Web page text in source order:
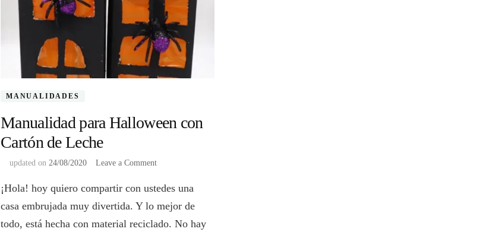
MANUALIDADES
Manualidad para Halloween con
Cartón de Leche
updated on 24/08/2020 Leave a Commenton
para
con
Cartón
¡Hola! hoy quiero compartir con ustedes una
casa embrujada muy divertida. Y lo mejor de
todo, está hecha con material reciclado. No hay